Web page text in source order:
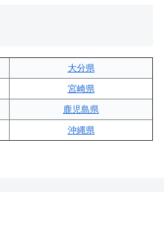
大分県
宮崎県
鹿児島県
沖縄県